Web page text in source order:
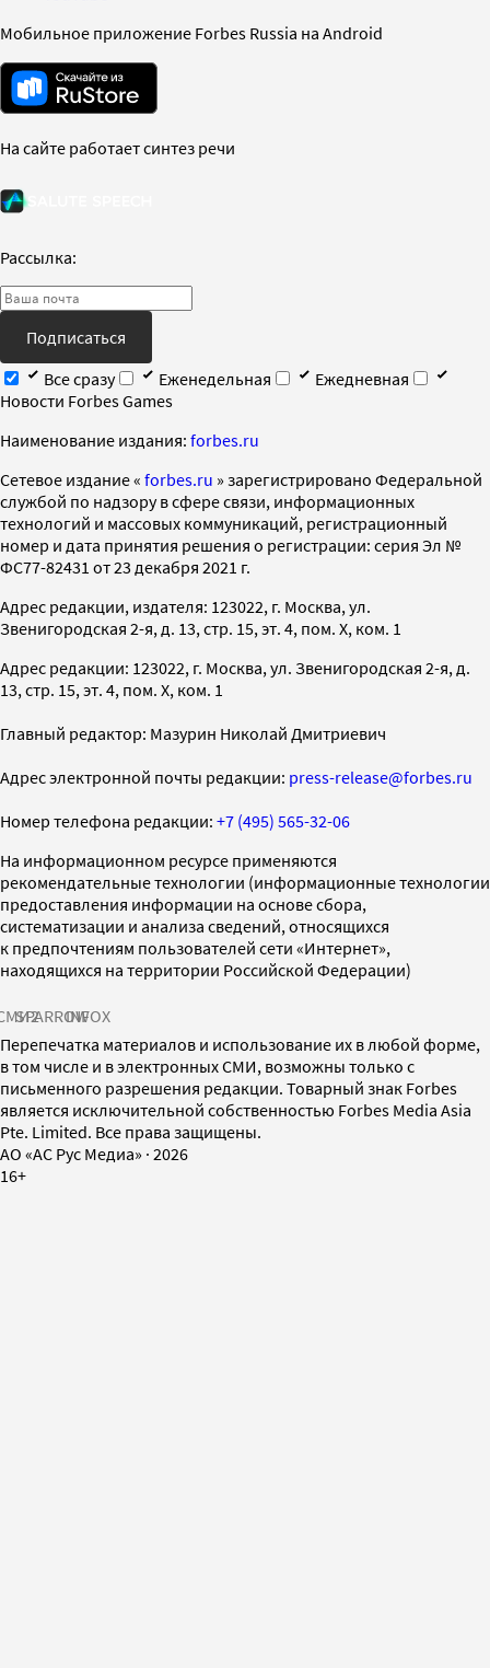
Мобильное приложение Forbes Russia на Android
На сайте работает синтез речи
Рассылка:
Подписаться
Все сразу
Еженедельная
Ежедневная
Новости Forbes Games
Наименование издания: forbes.ru
Cетевое издание « forbes.ru » зарегистрировано Федеральной
службой по надзору в сфере связи, информационных
технологий и массовых коммуникаций, регистрационный
номер и дата принятия решения о регистрации: серия Эл №
ФС77-82431 от 23 декабря 2021 г.
Адрес редакции, издателя: 123022, г. Москва, ул.
Звенигородская 2-я, д. 13, стр. 15, эт. 4, пом. X, ком. 1
Адрес редакции: 123022, г. Москва, ул. Звенигородская 2-я, д.
13, стр. 15, эт. 4, пом. X, ком. 1
Главный редактор: Мазурин Николай Дмитриевич
Адрес электронной почты редакции: press-release@forbes.ru
Номер телефона редакции: +7 (495) 565-32-06
На информационном ресурсе применяются
рекомендательные технологии (информационные технологии
предоставления информации на основе сбора,
систематизации и анализа сведений, относящихся
к предпочтениям пользователей сети «Интернет»,
находящихся на территории Российской Федерации)
SPARROWINFOX
Перепечатка материалов и использование их в любой форме,
в том числе и в электронных СМИ, возможны только с
письменного разрешения редакции. Товарный знак Forbes
является исключительной собственностью Forbes Media Asia
Pte. Limited. Все права защищены.
AO «АС Рус Медиа» · 2026
16+